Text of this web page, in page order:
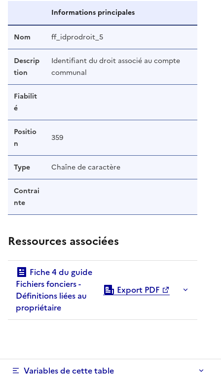
Informations principales
Nom ff_idprodroit_5
Descrip
tion
Identifiant du droit associé au compte
communal
Fiabilit
é
Positio
n
359
Type Chaîne de caractère
Contrai
nte
Ressources associées
Fichiers fonciers -
Définitions liées au
propriétaire
Export PDF
Variables de cette table